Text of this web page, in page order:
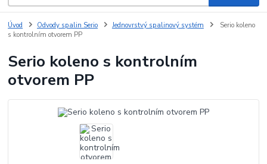
Úvod Odvody spalin Serio Jednovrstvý spalinový systém
Serio koleno
s kontrolním otvorem PP
Serio koleno s kontrolním
otvorem PP